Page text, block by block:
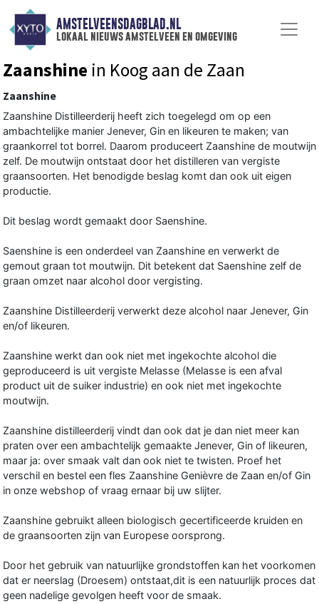
AMSTELVEENSDAGBLAD.NL
lokaal nieuws amstelveen en omgeving
Zaanshine in Koog aan de Zaan
Zaanshine
Zaanshine Distilleerderij heeft zich toegelegd om op een
ambachtelijke manier Jenever, Gin en likeuren te maken; van
graankorrel tot borrel. Daarom produceert Zaanshine de moutwijn
zelf. De moutwijn ontstaat door het distilleren van vergiste
graansoorten. Het benodigde beslag komt dan ook uit eigen
productie.
Dit beslag wordt gemaakt door Saenshine.
Saenshine is een onderdeel van Zaanshine en verwerkt de
gemout graan tot moutwijn. Dit betekent dat Saenshine zelf de
graan omzet naar alcohol door vergisting.
Zaanshine Distilleerderij verwerkt deze alcohol naar Jenever, Gin
en/of likeuren.
Zaanshine werkt dan ook niet met ingekochte alcohol die
geproduceerd is uit vergiste Melasse (Melasse is een afval
product uit de suiker industrie) en ook niet met ingekochte
moutwijn.
Zaanshine distilleerderij vindt dan ook dat je dan niet meer kan
praten over een ambachtelijk gemaakte Jenever, Gin of likeuren,
maar ja: over smaak valt dan ook niet te twisten. Proef het
verschil en bestel een fles Zaanshine Genièvre de Zaan en/of Gin
in onze webshop of vraag ernaar bij uw slijter.
Zaanshine gebruikt alleen biologisch gecertificeerde kruiden en
de graansoorten zijn van Europese oorsprong.
Door het gebruik van natuurlijke grondstoffen kan het voorkomen
dat er neerslag (Droesem) ontstaat,dit is een natuurlijk proces dat
geen nadelige gevolgen heeft voor de smaak.